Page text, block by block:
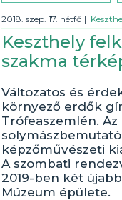
2018. szep. 17. hétfő |
Keszthely
szakma
Változatos és
környező erdők
Trófeaszemlén.
képzőművészeti
A szombati
2019-ben két
Múzeum épülete.